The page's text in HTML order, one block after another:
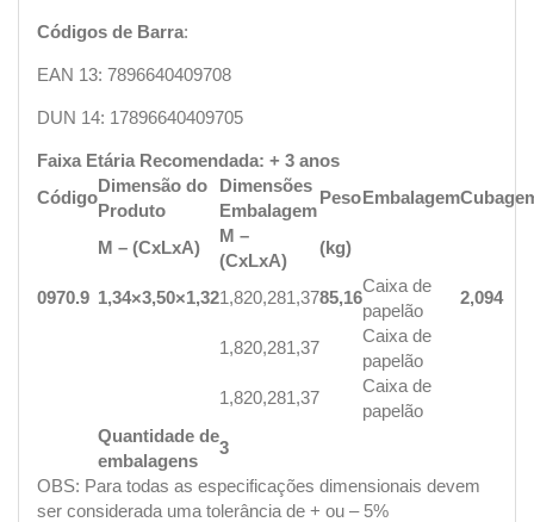
Códigos de Barra:
EAN 13: 7896640409708
DUN 14: 17896640409705
Faixa Etária Recomendada: + 3 anos
Código
Dimensão do
Produto
Dimensões
Embalagem
PesoEmbalagem
M – (CxLxA)
M –
(CxLxA)
(kg)
0970.9 1,34×3,50×1,321,820,281,3785,16
Caixa de
papelão
2,094
1,820,281,37
Caixa de
papelão
1,820,281,37
Caixa de
papelão
Quantidade de
embalagens
3
OBS: Para todas as especificações dimensionais devem
ser considerada uma tolerância de + ou – 5%